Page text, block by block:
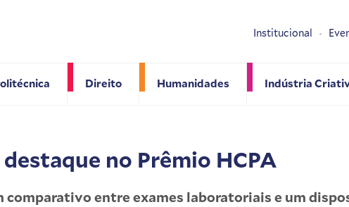
Direito Humanidades Indústria
Institucional
no Prêmio HCPA
comparativo entre exames laboratoriais e um